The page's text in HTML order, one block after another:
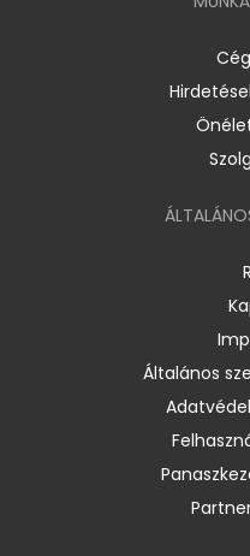
Általános